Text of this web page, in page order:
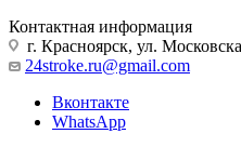
Контактная информация
г. Красноярск, ул.
24stroke.ru@gmail.com
Вконтакте
WhatsApp